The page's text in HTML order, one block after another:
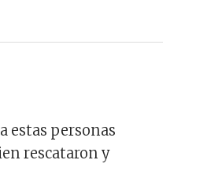
estas personas
rescataron y